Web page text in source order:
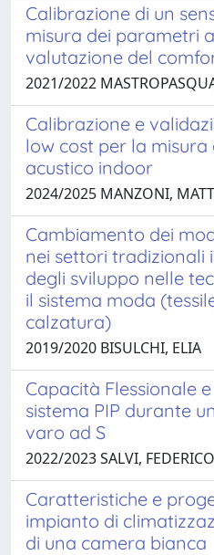
Calibrazione di un
misura dei parametri
valutazione del
2021/2022
Calibrazione e
low cost per la
acustico indoor
2024/2025 MANZONI,
Cambiamento dei
nei settori tradizionali
degli sviluppo nelle
il sistema moda
calzatura)
2019/2020 BISULCHI, ELIA
Capacità Flessionale
sistema PIP durante
varo ad S
2022/2023 SALVI, FEDERICO
Caratteristiche e
impianto di
di una camera bianca